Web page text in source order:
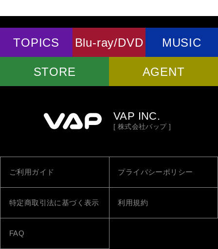
TOPICS Blu-ray/DVD MUSIC
STORE AGENT
VAP INC.
[ 株式会社バップ ]
ご利用ガイド プライバシーポリシー
特定商取引法に基づく表示 利用規約
FAQ